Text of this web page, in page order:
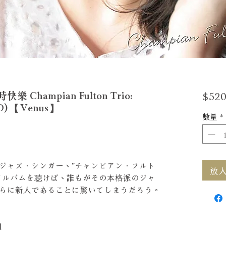
快樂 Champian Fulton Trio:
【Venus】
ャズ．シンガー、”チャンピアン．フルト
バムを聴けば、誰もがその本格派のジャ
に新人であることに驚いてしまうだろう。
數量 *
放